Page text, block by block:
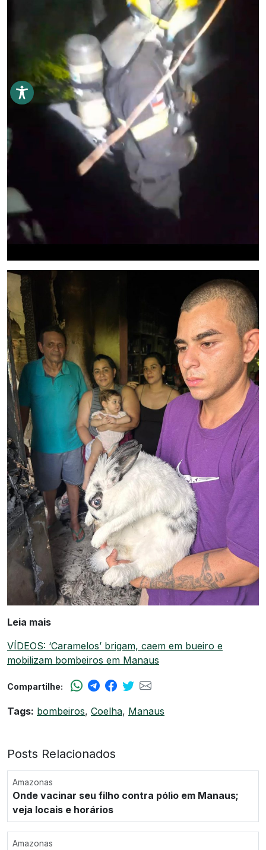
Leia mais
VÍDEOS: ‘Caramelos’ brigam, caem em bueiro e
mobilizam bombeiros em Manaus
Compartilhe:
Tags: bombeiros, Coelha, Manaus
Posts Relacionados
Amazonas
Onde vacinar seu filho contra pólio em Manaus;
veja locais e horários
Amazonas